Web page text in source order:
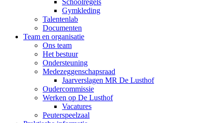
Schoolregels
Gymkleding
Talentenlab
Documenten
Team en organisatie
Ons team
Het bestuur
Ondersteuning
Medezeggenschapsraad
Jaarverslagen MR De Lusthof
Oudercommissie
Werken op De Lusthof
Vacatures
Peuterspeelzaal